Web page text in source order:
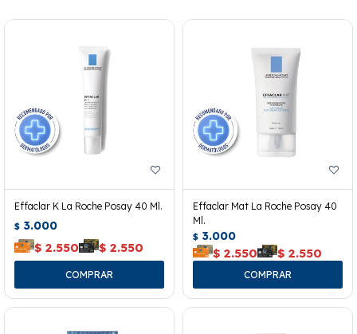
Effaclar K La Roche Posay 40 Ml.
$ 3.000
$ 2.550 $ 2.550
Effaclar Mat La Roche Posay 40
Ml.
$ 3.000
$ 2.550 $ 2.550